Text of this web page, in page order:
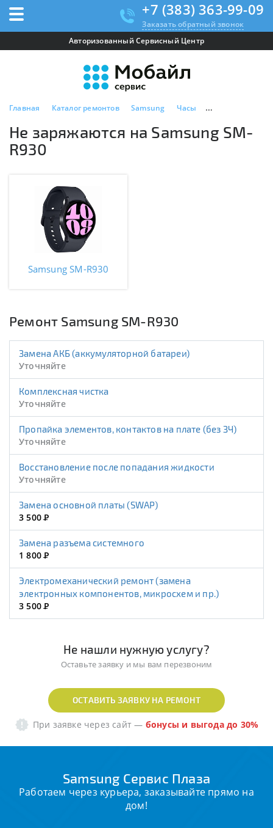
+7 (383) 363-99-09
Заказать обратный звонок
Авторизованный Сервисный Центр
Главная Каталог ремонтов Samsung Часы Samsung SM-
Не заряжаются на Samsung SM-
R930
Samsung SM-R930
Ремонт Samsung SM-R930
Замена АКБ (аккумуляторной батареи)
Уточняйте
Комплексная чистка
Уточняйте
Пропайка элементов, контактов на плате (без ЗЧ)
Уточняйте
Восстановление после попадания жидкости
Уточняйте
Замена основной платы (SWAP)
3 500Р
Замена разъема системного
1 800Р
Электромеханический ремонт (замена
электронных компонентов, микросхем и пр.)
3 500Р
Не нашли нужную услугу?
Оставьте заявку и мы вам перезвоним
ОСТАВИТЬ ЗАЯВКУ НА РЕМОНТ
При заявке через сайт — бонусы и выгода до 30%
Samsung Сервис Плаза
Работаем через курьера, заказывайте прямо на
дом!